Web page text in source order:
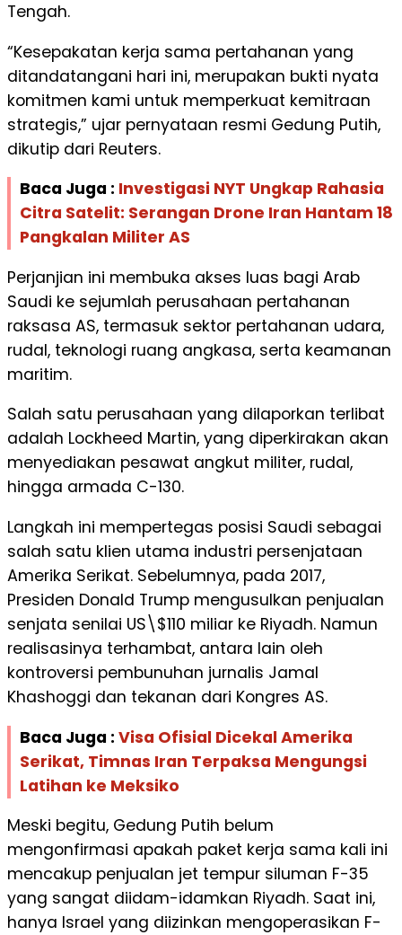
Tengah.
“Kesepakatan kerja sama pertahanan yang
ditandatangani hari ini, merupakan bukti nyata
komitmen kami untuk memperkuat kemitraan
strategis,” ujar pernyataan resmi Gedung Putih,
dikutip dari Reuters.
Baca Juga : Investigasi NYT Ungkap Rahasia
Citra Satelit: Serangan Drone Iran Hantam 18
Pangkalan Militer AS
Perjanjian ini membuka akses luas bagi Arab
Saudi ke sejumlah perusahaan pertahanan
raksasa AS, termasuk sektor pertahanan udara,
rudal, teknologi ruang angkasa, serta keamanan
maritim.
Salah satu perusahaan yang dilaporkan terlibat
adalah Lockheed Martin, yang diperkirakan akan
menyediakan pesawat angkut militer, rudal,
hingga armada C-130.
Langkah ini mempertegas posisi Saudi sebagai
salah satu klien utama industri persenjataan
Amerika Serikat. Sebelumnya, pada 2017,
Presiden Donald Trump mengusulkan penjualan
senjata senilai US\$110 miliar ke Riyadh. Namun
realisasinya terhambat, antara lain oleh
kontroversi pembunuhan jurnalis Jamal
Khashoggi dan tekanan dari Kongres AS.
Baca Juga : Visa Ofisial Dicekal Amerika
Serikat, Timnas Iran Terpaksa Mengungsi
Latihan ke Meksiko
Meski begitu, Gedung Putih belum
mengonfirmasi apakah paket kerja sama kali ini
mencakup penjualan jet tempur siluman F-35
yang sangat diidam-idamkan Riyadh. Saat ini,
hanya Israel yang diizinkan mengoperasikan F-